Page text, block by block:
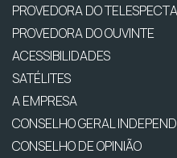
PROVEDORA DO
PROVEDORA DO OUVINTE
ACESSIBILIDADES
SATÉLITES
A EMPRESA
CONSELHO GERAL
CONSELHO DE OPINIÃO